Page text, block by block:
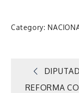
Category:
REFORMA